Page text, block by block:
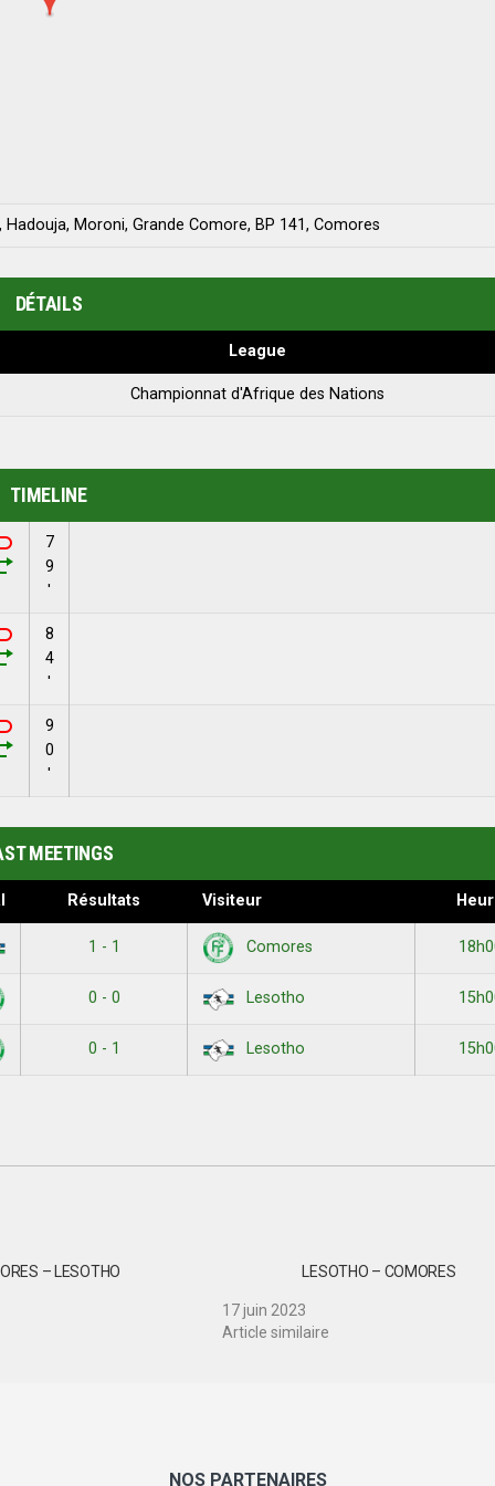
Moroni, Grande Comore, BP 141, Comores
DÉTAILS
League
Championnat d'Afrique des Nations
TIMELINE
7
9
'
8
4
'
9
0
'
MEETINGS
Résultats Visiteur
1 - 1 Comores
0 - 0 Lesotho
0 - 1 Lesotho
– LESOTHO LESOTHO – COMORES
17 juin 2023
Article similaire
NOS PARTENAIRES